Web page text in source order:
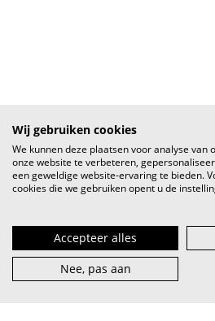
Wij gebruiken cookies
We kunnen deze plaatsen voor analyse van
onze website te verbeteren,
een geweldige website-ervaring te bieden.
cookies die we gebruiken opent u de
Accepteer alles
Nee, pas aan